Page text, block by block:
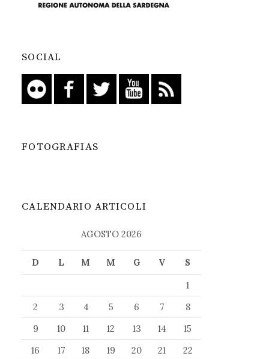
SOCIAL
FOTOGRAFIAS
CALENDARIO ARTICOLI
AGOSTO 2026
D L M M G V
S
1
2
3 4 5 6 7
8
9
10 11 12 13 14
15
16
17 18 19 20 21
22